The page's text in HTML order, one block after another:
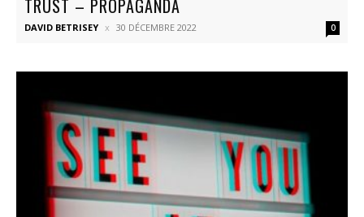
TRUST – PROPAGANDA
DAVID BETRISEY 30 DÉCEMBRE 2022 0